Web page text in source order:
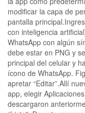
modificar la capa de
pantalla
con inteligencia
WhatsApp con algún
debe estar en PNG y
principal del celular y
ícono de WhatsApp.
apretar “Editar”.Allí
app, elegir
descargaron